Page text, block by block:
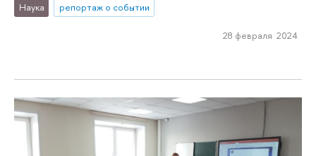
Наука репортаж о событии
28 февраля 2024